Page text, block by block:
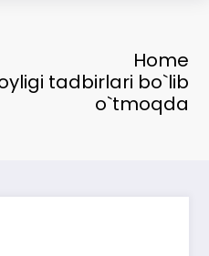
Home
tadbirlari bo`lib
o`tmoqda